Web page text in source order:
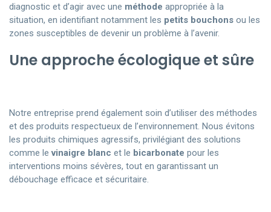
diagnostic et d’agir avec une méthode appropriée à la
situation, en identifiant notamment les petits bouchons ou les
zones susceptibles de devenir un problème à l’avenir.
Une approche écologique et sûre
Notre entreprise prend également soin d’utiliser des méthodes
et des produits respectueux de l’environnement. Nous évitons
les produits chimiques agressifs, privilégiant des solutions
comme levinaigre blanc et le bicarbonate pour les
interventions moins sévères, tout en garantissant un
débouchage efficace et sécuritaire.